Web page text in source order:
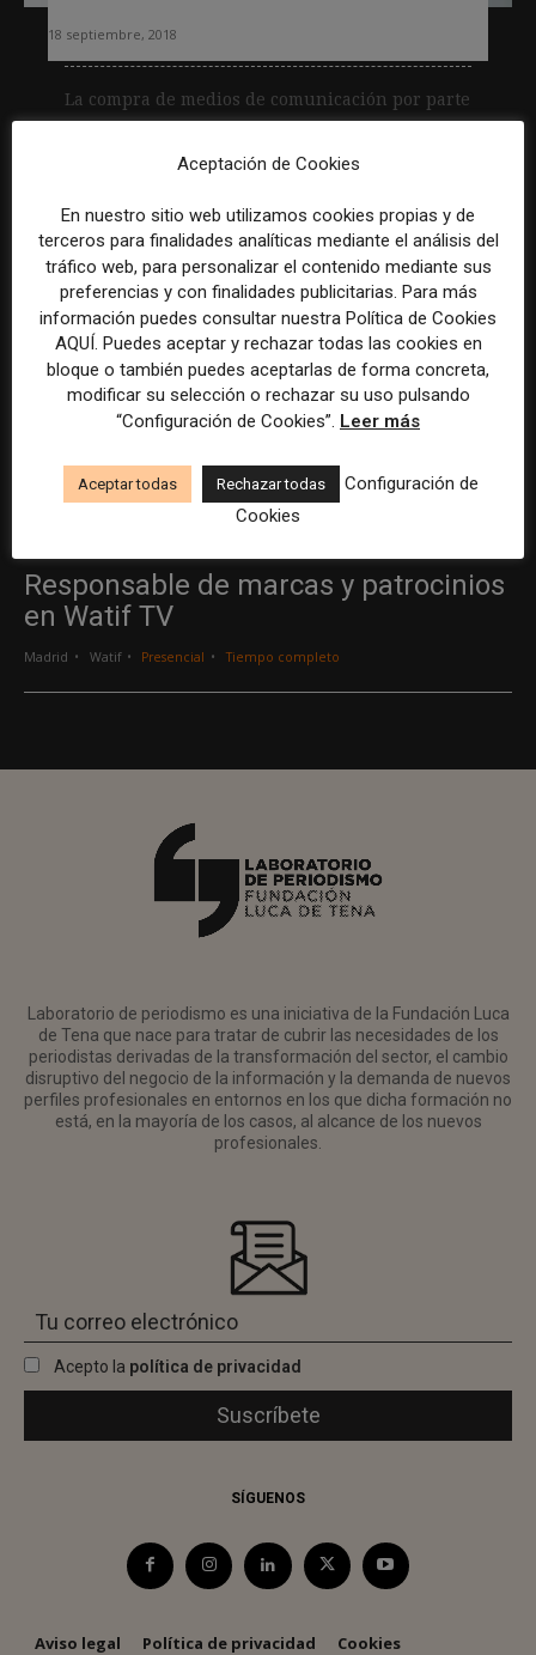
18 septiembre, 2018
La compra de medios de comunicación por parte
compra del Minneapolis Star Tribune, The
Leer más
Becario/a de redes sociales y
creación de contenidos
Madrid ASE Athletics Híbrido Prácticas
Creador/a de contenidos
Indefinido Tiempo completo
Responsable de marcas y patrocinios
en Watif TV
Madrid Watif Presencial Tiempo completo
Laboratorio de periodismo es una iniciativa de la Fundación Luca
de Tena que nace para tratar de cubrir las necesidades de los
periodistas derivadas de la transformación del sector, el cambio
disruptivo del negocio de la información y la demanda de nuevos
perfiles profesionales en entornos en los que dicha formación no
está, en la mayoría de los casos, al alcance de los nuevos
profesionales.
Acepto la política de privacidad
SÍGUENOS
Aviso legal Política de privacidad Cookies
Aceptación de Cookies
En nuestro sitio web utilizamos cookies propias y de
terceros para finalidades analíticas mediante el análisis del
tráfico web, para personalizar el contenido mediante sus
preferencias y con finalidades publicitarias. Para más
información puedes consultar nuestra Política de Cookies
AQUÍ. Puedes aceptar y rechazar todas las cookies en
bloque o también puedes aceptarlas de forma concreta,
modificar su selección o rechazar su uso pulsando
“Configuración de Cookies”. Leer más
Aceptar todas Rechazar todas
Configuración de
Cookies